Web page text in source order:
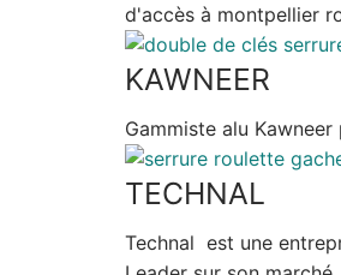
d'accès à montpellier
KAWNEER
Gammiste alu
TECHNAL
Technal est une